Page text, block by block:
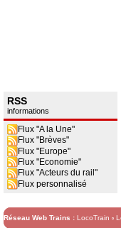
RSS
informations
Flux "A la Une"
Flux "Brèves"
Flux "Europe"
Flux "Economie"
Flux "Acteurs du rail"
Flux personnalisé
Réseau Web Trains : LocoTrain